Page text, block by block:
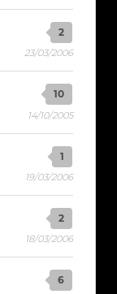
2
23/03/2006
10
14/10/2005
1
19/03/2006
2
18/03/2006
6